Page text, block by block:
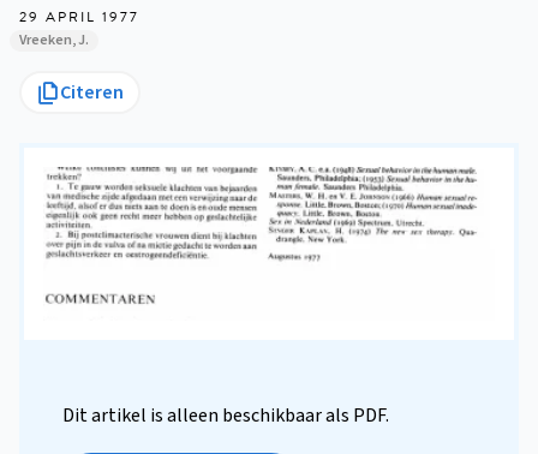
29 APRIL 1977
Vreeken, J.
Citeren
Dit artikel is alleen beschikbaar als PDF.